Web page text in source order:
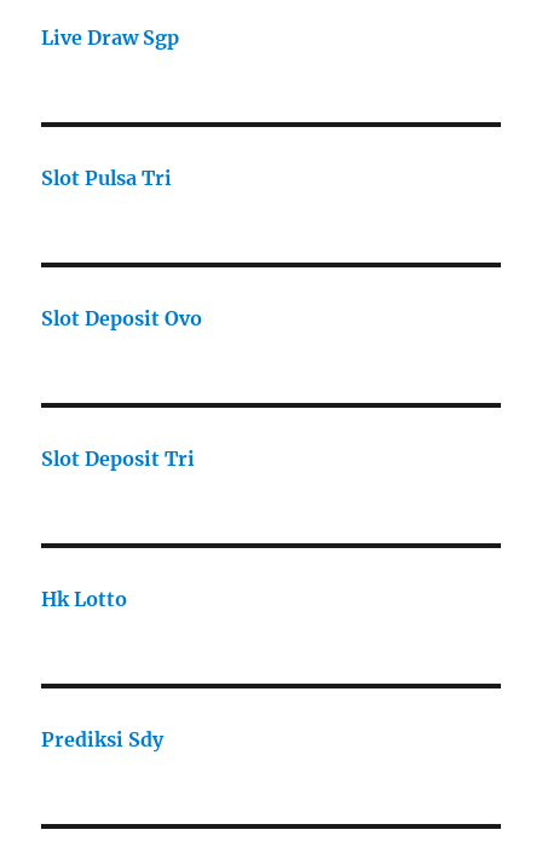
Live Draw Sgp
Slot Pulsa Tri
Slot Deposit Ovo
Slot Deposit Tri
Hk Lotto
Prediksi Sdy